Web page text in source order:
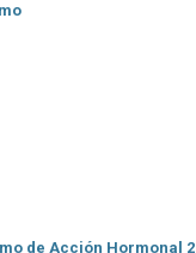
de Acción Hormonal 2